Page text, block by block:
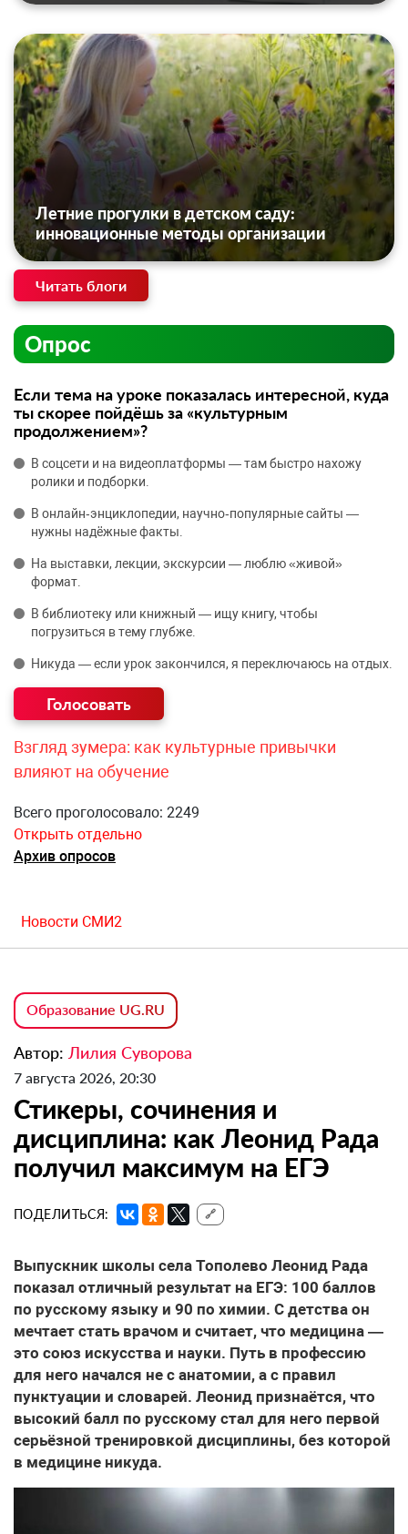
Летние прогулки в детском саду:
инновационные методы организации
Читать блоги
Опрос
Если тема на уроке показалась интересной, куда
ты скорее пойдёшь за «культурным
продолжением»?
В соцсети и на видеоплатформы — там быстро нахожу
ролики и подборки.
В онлайн‑энциклопедии, научно‑популярные сайты —
нужны надёжные факты.
На выставки, лекции, экскурсии — люблю «живой»
формат.
В библиотеку или книжный — ищу книгу, чтобы
погрузиться в тему глубже.
Никуда — если урок закончился, я переключаюсь на отдых.
Взгляд зумера: как культурные привычки
влияют на обучение
Всего проголосовало: 2249
Открыть отдельно
Архив опросов
Новости СМИ2
Образование UG.RU
Автор: Лилия Суворова
7 августа 2026, 20:30
Стикеры, сочинения и
дисциплина: как Леонид Рада
получил максимум на ЕГЭ
ПОДЕЛИТЬСЯ: 🔗
Выпускник школы села Тополево Леонид Рада
показал отличный результат на ЕГЭ: 100 баллов
по русскому языку и 90 по химии. С детства он
мечтает стать врачом и считает, что медицина —
это союз искусства и науки. Путь в профессию
для него начался не с анатомии, а с правил
пунктуации и словарей. Леонид признаётся, что
высокий балл по русскому стал для него первой
серьёзной тренировкой дисциплины, без которой
в медицине никуда.